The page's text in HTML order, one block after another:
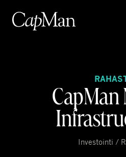
sisältöön
Investointi /